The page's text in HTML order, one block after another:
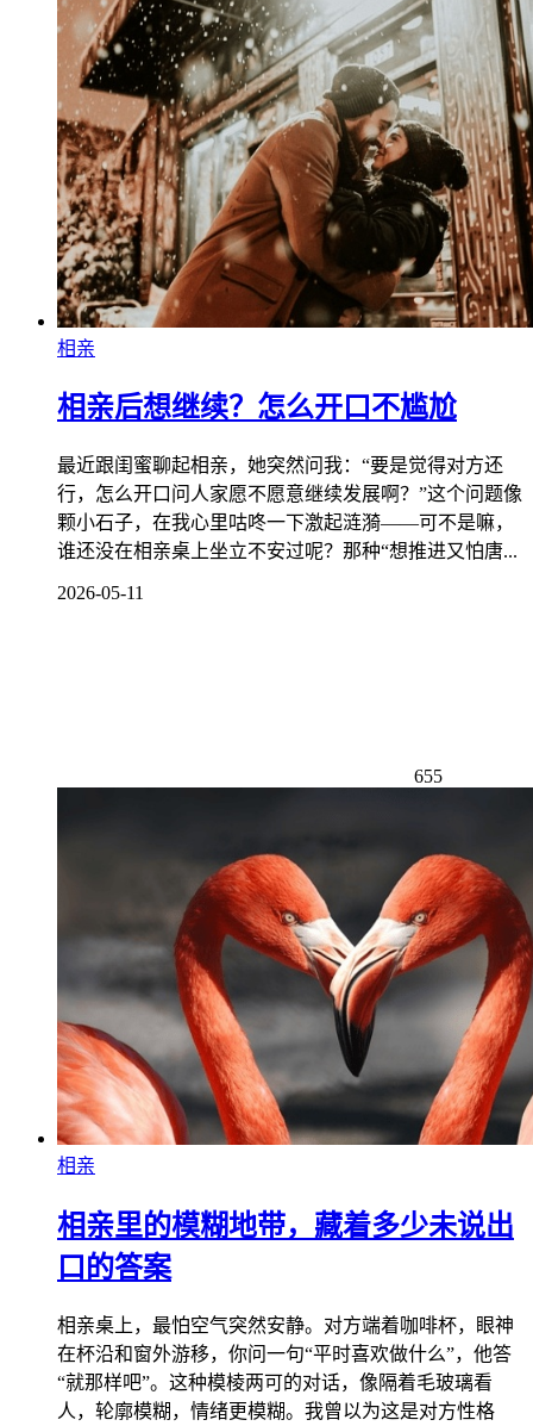
相亲
相亲后想继续？怎么开口不尴尬
最近跟闺蜜聊起相亲，她突然问我：“要是觉得对方还
行，怎么开口问人家愿不愿意继续发展啊？”这个问题像
颗小石子，在我心里咕咚一下激起涟漪——可不是嘛，
谁还没在相亲桌上坐立不安过呢？那种“想推进又怕唐...
2026-05-11
655
相亲
相亲里的模糊地带，藏着多少未说出
口的答案
相亲桌上，最怕空气突然安静。对方端着咖啡杯，眼神
在杯沿和窗外游移，你问一句“平时喜欢做什么”，他答
“就那样吧”。这种模棱两可的对话，像隔着毛玻璃看
人，轮廓模糊，情绪更模糊。我曾以为这是对方性格